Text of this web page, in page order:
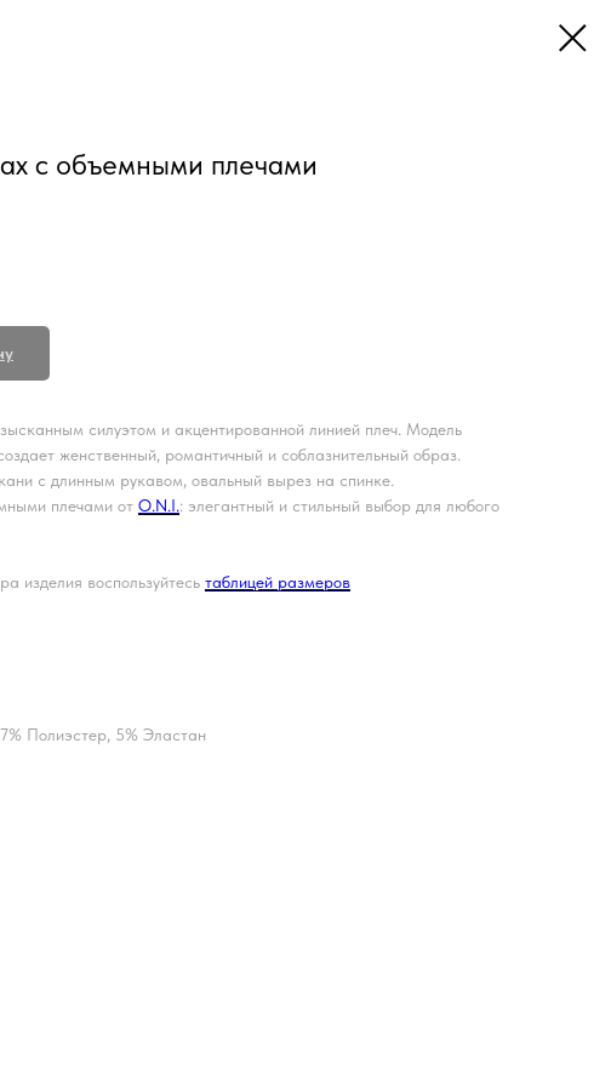
с объемными плечами
силуэтом и акцентированной линией плеч. Модель
женственный, романтичный и соблазнительный образ.
с длинным рукавом, овальный вырез на спинке.
плечами от O.N.I.: элегантный и стильный выбор для любого
изделия воспользуйтесь таблицей размеров
Полиэстер, 5% Эластан